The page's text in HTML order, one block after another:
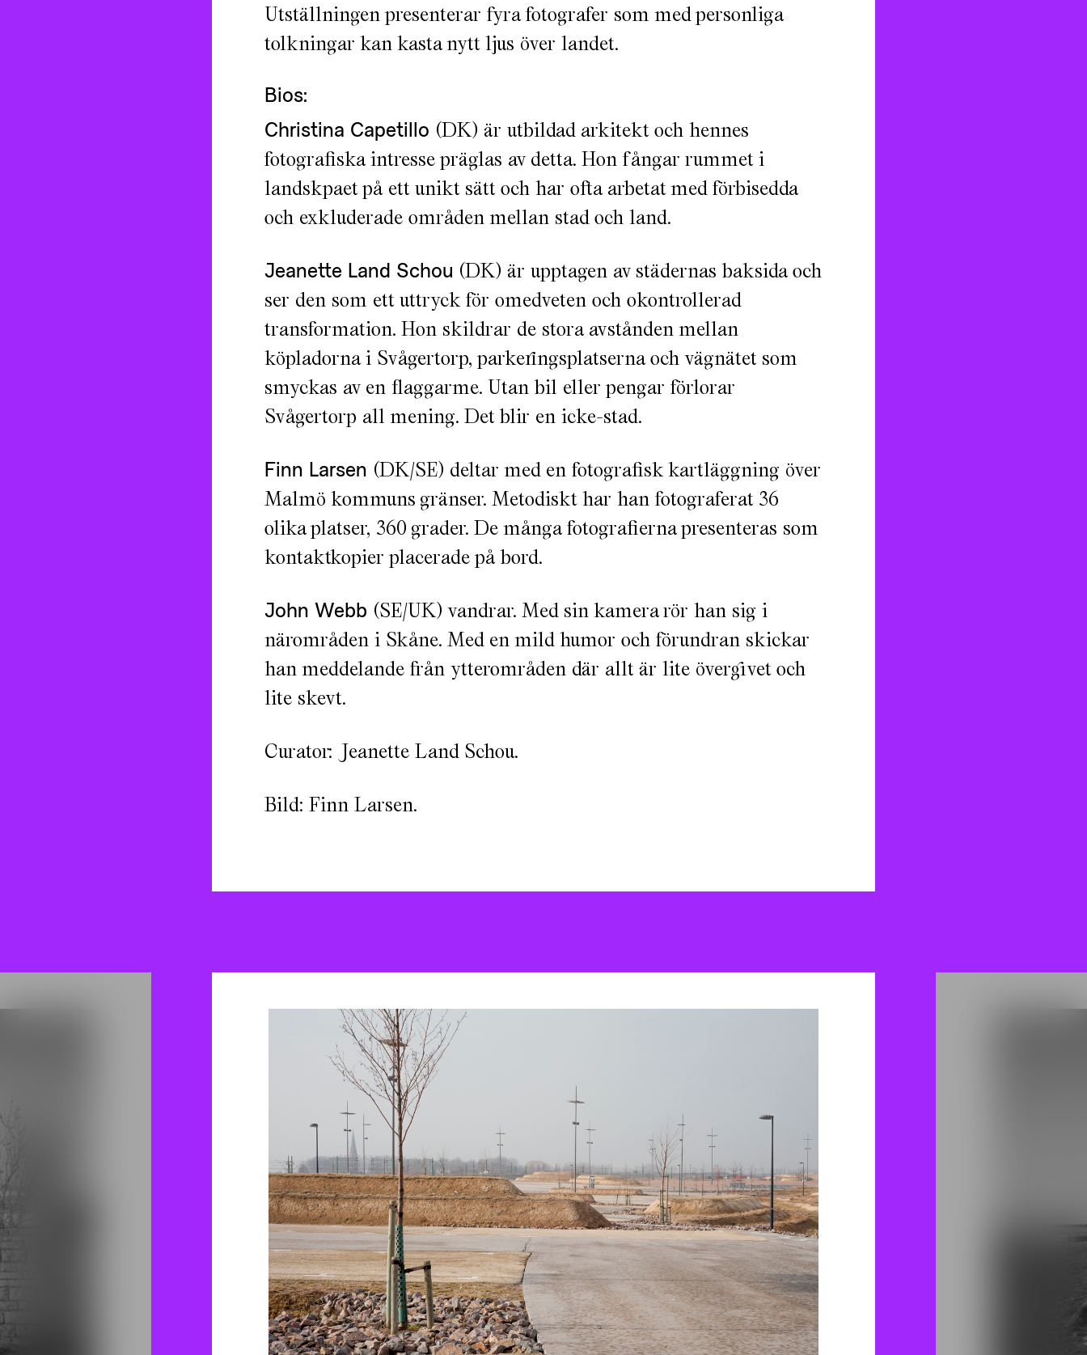
Utställningen presenterar fyra fotografer som med personliga
tolkningar kan kasta nytt ljus över landet.
Bios:
Christina Capetillo (DK) är utbildad arkitekt och hennes
fotografiska intresse präglas av detta. Hon fångar rummet i
landskpaet på ett unikt sätt och har ofta arbetat med förbisedda
och exkluderade områden mellan stad och land.
Jeanette Land Schou (DK) är upptagen av städernas baksida och
ser den som ett uttryck för omedveten och okontrollerad
transformation. Hon skildrar de stora avstånden mellan
köpladorna i Svågertorp, parkeringsplatserna och vägnätet som
smyckas av en flaggarme. Utan bil eller pengar förlorar
Svågertorp all mening. Det blir en icke-stad.
Finn Larsen (DK/SE) deltar med en fotografisk kartläggning över
Malmö kommuns gränser. Metodiskt har han fotograferat 36
olika platser, 360 grader. De många fotografierna presenteras som
kontaktkopier placerade på bord.
John Webb (SE/UK) vandrar. Med sin kamera rör han sig i
närområden i Skåne. Med en mild humor och förundran skickar
han meddelande från ytterområden där allt är lite övergivet och
lite skevt.
Curator: Jeanette Land Schou.
Bild: Finn Larsen.